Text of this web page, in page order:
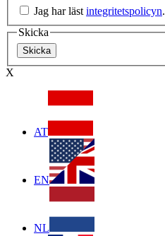
Jag har läst integritetspolicyn.
Skicka
X
AT
EN
NL